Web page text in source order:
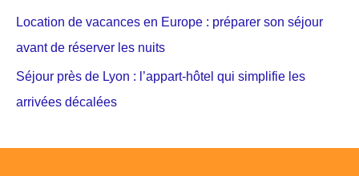
Location de vacances en Europe : préparer son séjour
avant de réserver les nuits
Séjour près de Lyon : l’appart-hôtel qui simplifie les
arrivées décalées